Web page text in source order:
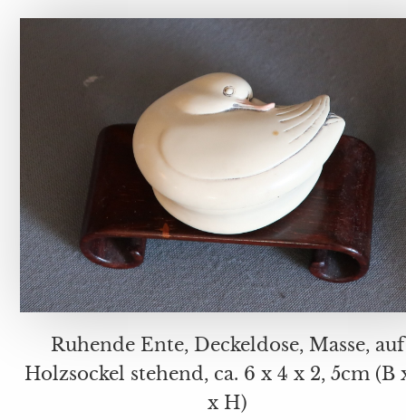
Ruhende Ente, Deckeldose, Masse, auf
Holzsockel stehend, ca. 6 x 4 x 2, 5cm (B
x H)